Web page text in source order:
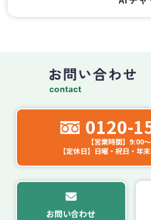
0120-
【営業時間】9:00
【定休日】日曜・祝日・年
お問い合わせ